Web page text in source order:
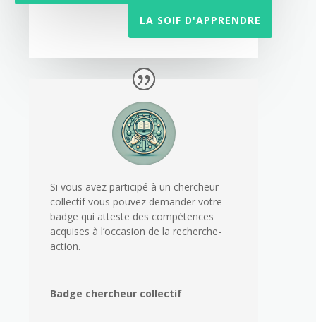
LA SOIF D'APPRENDRE
Si vous avez participé à un chercheur
collectif vous pouvez demander votre
badge qui atteste des compétences
acquises à l’occasion de la recherche-
action.
Badge chercheur collectif